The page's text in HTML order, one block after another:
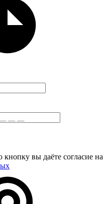
вы даёте согласие на